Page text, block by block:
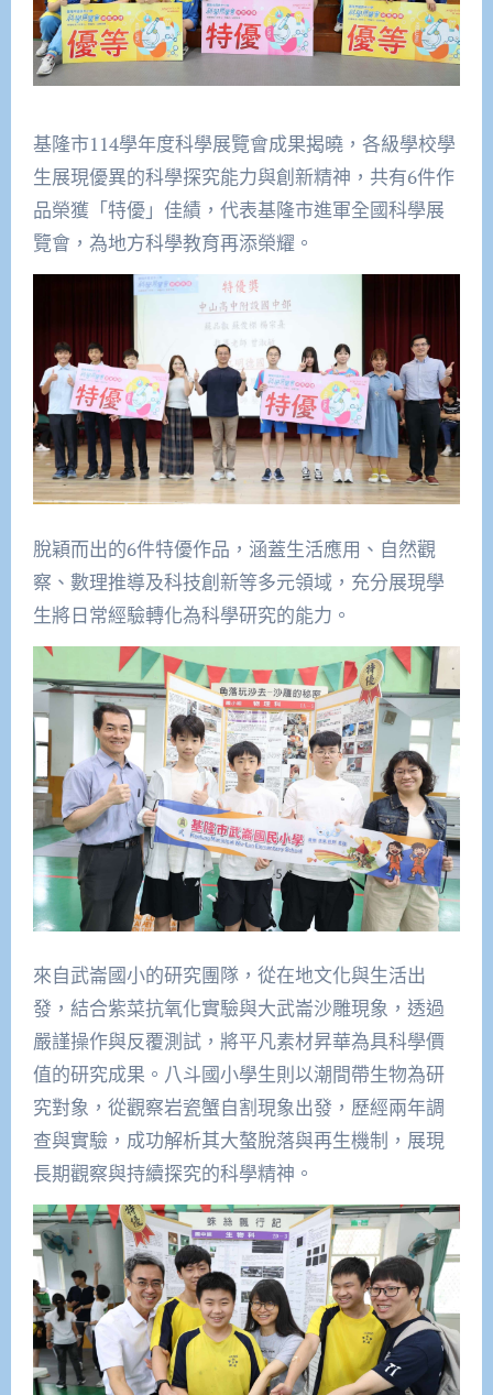
基隆市114學年度科學展覽會成果揭曉，各級學校學
生展現優異的科學探究能力與創新精神，共有6件作
品榮獲「特優」佳績，代表基隆市進軍全國科學展
覽會，為地方科學教育再添榮耀。
脫穎而出的6件特優作品，涵蓋生活應用、自然觀
察、數理推導及科技創新等多元領域，充分展現學
生將日常經驗轉化為科學研究的能力。
來自武崙國小的研究團隊，從在地文化與生活出
發，結合紫菜抗氧化實驗與大武崙沙雕現象，透過
嚴謹操作與反覆測試，將平凡素材昇華為具科學價
值的研究成果。八斗國小學生則以潮間帶生物為研
究對象，從觀察岩瓷蟹自割現象出發，歷經兩年調
查與實驗，成功解析其大螯脫落與再生機制，展現
長期觀察與持續探究的科學精神。